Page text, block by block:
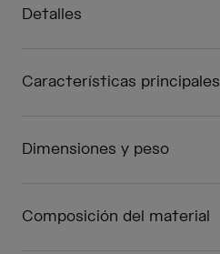
Detalles
Características principales
Dimensiones y peso
Composición del material